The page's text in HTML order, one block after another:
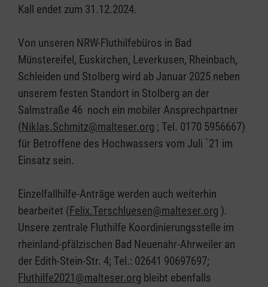
Kall endet zum 31.12.2024.
Von unseren NRW-Fluthilfebüros in Bad
Münstereifel, Euskirchen, Leverkusen, Rheinbach,
Schleiden und Stolberg wird ab Januar 2025 neben
unserem festen Standort in Stolberg an der
Salmstraße 46 noch ein mobiler Ansprechpartner
(Niklas.Schmitz@malteser.org ; Tel. 0170 5956667)
für Betroffene des Hochwassers vom Juli `21 im
Einsatz sein.
Einzelfallhilfe-Anträge werden auch weiterhin
bearbeitet (Felix.Terschluesen@malteser.org ).
Unsere zentrale Fluthilfe Koordinierungsstelle im
rheinland-pfälzischen Bad Neuenahr-Ahrweiler an
der Edith-Stein-Str. 4; Tel.: 02641 90697697;
Fluthilfe2021@malteser.org bleibt ebenfalls